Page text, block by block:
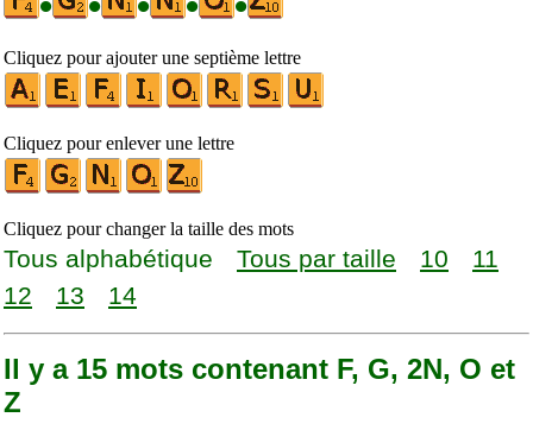
Cliquez pour ajouter une septième lettre
Cliquez pour enlever une lettre
Cliquez pour changer la taille des mots
Tous alphabétique Tous par taille 10
11
12
13 14
Il y a 15 mots contenant F, G, 2N, O et
Z